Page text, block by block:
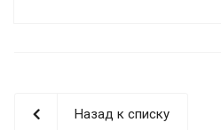
Назад к списку